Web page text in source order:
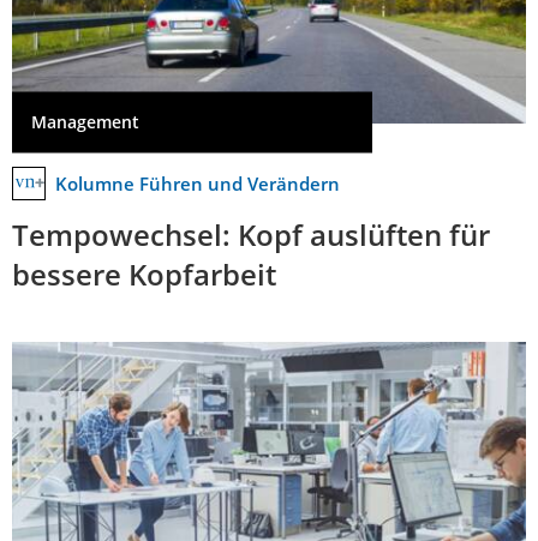
Management
Kolumne Führen und Verändern
Tempowechsel: Kopf auslüften für
bessere Kopfarbeit